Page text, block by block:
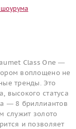
шоурума
Class One —
воплощено не
тренды. Это
высокого статуса
— 8 бриллиантов
служит золото
и позволяет